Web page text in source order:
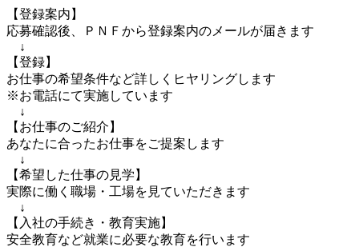
【登録案内】
応募確認後、ＰＮＦから登録案内のメールが届きます
↓
【登録】
お仕事の希望条件など詳しくヒヤリングします
※お電話にて実施しています
↓
【お仕事のご紹介】
あなたに合ったお仕事をご提案します
↓
【希望した仕事の見学】
実際に働く職場・工場を見ていただきます
↓
【入社の手続き・教育実施】
安全教育など就業に必要な教育を行います